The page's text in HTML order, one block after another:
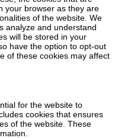
your browser as they are
of the website. We
analyze and understand
will be stored in your
have the option to opt-out
of these cookies may affect
for the website to
cookies that ensures
of the website. These